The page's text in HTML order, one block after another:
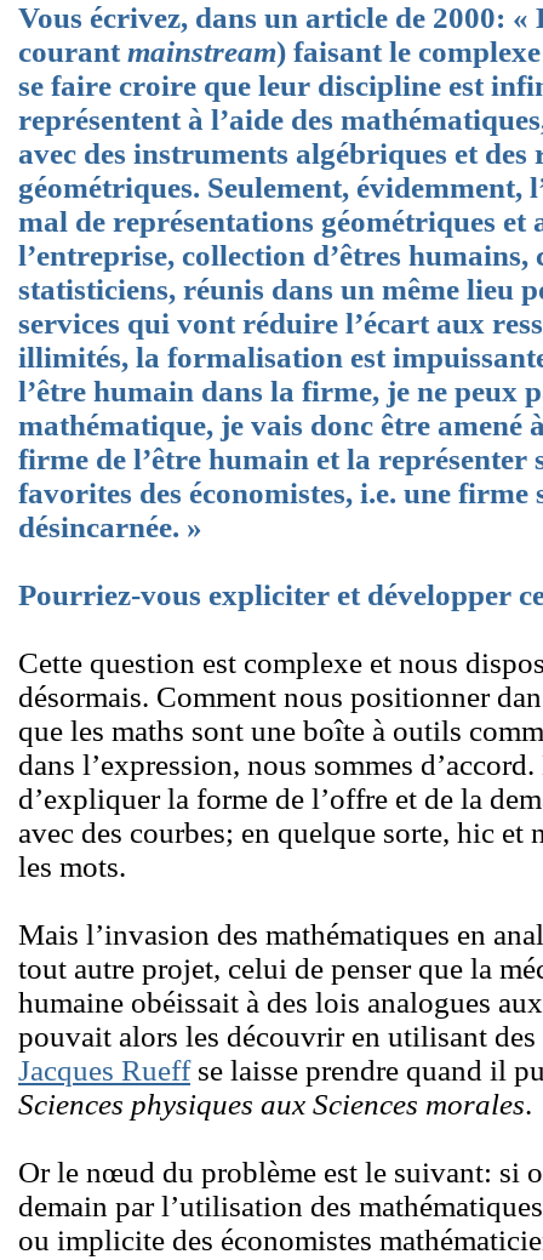
Vous écrivez, dans un article de 2000: «
courantmainstream) faisant le
se faire croire que leur discipline est
représentent à l’aide des
avec des instruments algébriques et des
géométriques. Seulement, évidemment,
mal de représentations géométriques
l’entreprise, collection d’êtres humains,
statisticiens, réunis dans un même lieu
services qui vont réduire l’écart aux
illimités, la formalisation est
l’être humain dans la firme, je ne peux
mathématique, je vais donc être amené
firme de l’être humain et la représenter
favorites des économistes, i.e. une firme
désincarnée. »
Pourriez-vous expliciter et développer
Cette question est complexe et nous
désormais. Comment nous positionner
que les maths sont une boîte à outils
dans l’expression, nous sommes
d’expliquer la forme de l’offre et de la
avec des courbes; en quelque sorte, hic et
les mots.
Mais l’invasion des mathématiques en
tout autre projet, celui de penser que la
humaine obéissait à des lois analogues
pouvait alors les découvrir en utilisant
Jacques Rueffse laisse prendre quand il
Sciences physiques aux Sciences morales.
Or le nœud du problème est le suivant: si
demain par l’utilisation des
ou implicite des économistes